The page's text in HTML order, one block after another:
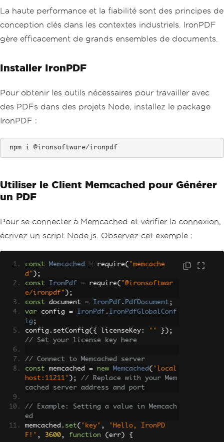
La haute performance et la fiabilité sont des principes de
conception clés dans les contextes industriels. IronPDF
gère efficacement de grands ensembles de documents.
Installer IronPDF
Pour obtenir les outils nécessaires pour travailler avec
des PDFs dans des projets Node, installez le package
IronPDF :
npm i @ironsoftware/ironpdf
Utiliser le Client Memcached pour Générer
un PDF
Pour se connecter à Memcached et vérifier la connexion,
écrivez un script Node.js. Observez cet exemple :
const Memcached = require( 'memcache
d' );
const
IronPdf = require( "@ironsoftwar
e/ironpdf" );
const document = IronPdf . PdfDocument ;
var config = IronPdf . IronPdfGlobalConf
ig ;
config . setConfig({ licenseKey : ''
});
// Set your license key here
// Connect to Memcached server
const memcached = new Memcached ( 'local
host:11211' );
// Replace with your Mem
cached server address and port
// Example: Setting a value in Memcach
ed
memcached . set( 'key' ,
'Hello, IronPD
F!' , 3600, function ( err )
{